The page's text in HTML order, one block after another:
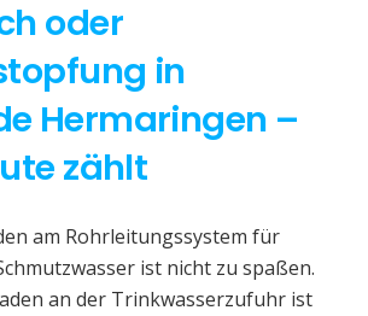
oder
in
Hermaringen –
zählt
am Rohrleitungssystem für
ist nicht zu spaßen.
an der Trinkwasserzufuhr ist